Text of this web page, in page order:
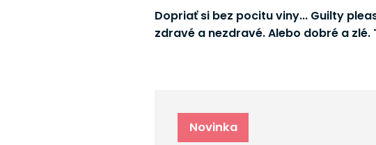
Dopriať si bez pocitu viny... Guilty
zdravé a nezdravé. Alebo dobré a
Novinka